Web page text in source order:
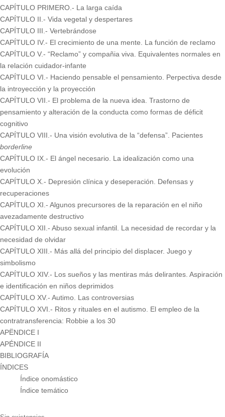
CAPÍTULO PRIMERO.- La larga caída
CAPÍTULO II.- Vida vegetal y despertares
CAPÍTULO III.- Vertebrándose
CAPÍTULO IV.- El crecimiento de una mente. La función de reclamo
CAPÍTULO V.- “Reclamo” y compañia viva. Equivalentes normales en
la relación cuidador-infante
CAPÍTULO VI.- Haciendo pensable el pensamiento. Perpectiva desde
la introyección y la proyección
CAPÍTULO VII.- El problema de la nueva idea. Trastorno de
pensamiento y alteración de la conducta como formas de déficit
cognitivo
CAPÍTULO VIII.- Una visión evolutiva de la “defensa”. Pacientes
borderline
CAPÍTULO IX.- El ángel necesario. La idealización como una
evolución
CAPÍTULO X.- Depresión clínica y deseperación. Defensas y
recuperaciones
CAPÍTULO XI.- Algunos precursores de la reparación en el niño
avezadamente destructivo
CAPÍTULO XII.- Abuso sexual infantil. La necesidad de recordar y la
necesidad de olvidar
CAPÍTULO XIII.- Más allá del principio del displacer. Juego y
simbolismo
CAPÍTULO XIV.- Los sueños y las mentiras más delirantes. Aspiración
e identificación en niños deprimidos
CAPÍTULO XV.- Autimo. Las controversias
CAPÍTULO XVI.- Ritos y rituales en el autismo. El empleo de la
contratransferencia: Robbie a los 30
APËNDICE I
APÉNDICE II
BIBLIOGRAFÍA
ÍNDICES
Índice onomástico
Índice temático